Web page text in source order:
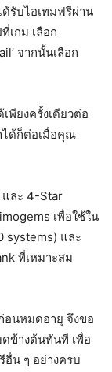
รับไอเทมฟรีผ่าน
เกม เลือก
จากนั้นเลือก
พียงครั้งเดียวต่อ
ได้ก็ต่อเมื่อคุณ
และ 4-Star
เพื่อใช้ใน
systems) และ
ที่เหมาะสม
อนหมดอายุ จึงขอ
ข้างต้นทันที เพื่อ
อื่น ๆ อย่างครบ